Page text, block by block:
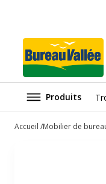
Produits
Accueil Mobilier de